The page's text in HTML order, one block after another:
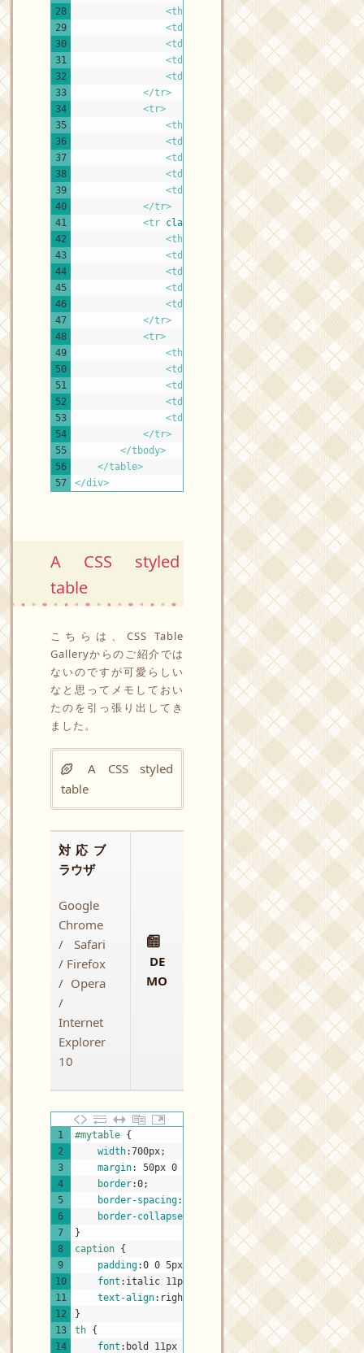
28
29
30
31
32
33
34
35
36
37
38
39
40
41
42
43
44
45
46
47
48
49
50
51
52
53
54
55
56
57
<th
"row" id= "r4"> <a href
"#"
<td>
="" >Link </a></td>
<td>
</td>
<td>
Description.
</td>
<td>
="#"> Link</a></td>
</tr>
<tr>
<th
"row" ="r3" <a href
"#"
<td>
= ""> Link </a>
</td>
<td>
</td>
<td>
Description.
</td>
<td>
"#" Link </a></td>
</tr>
<tr class
<th
"row" id="r2" ><a href="#"
<td>
"" >Link </a>
</td>
<td>
</td>
<td>
Description.
</td>
<td>
"#"> Link</a>
</td>
</tr>
<tr>
<th
"row" id="r1" <a href="#"
<td>
""> Link </a>
</td>
<td>
</td>
<td>
Description.
</td>
<td>
href= "#" Link</a></td>
</tr>
</tbody>
</table>
</div>
A CSS styled
table
こちらは、CSS Table
Galleryからのご紹介では
ないのですが可愛らしい
なと思ってメモしておい
たのを引っ張り出してき
ました。
A CSS styled
table
対応ブ
ラウザ
Google
Chrome
/ Safari
/ Firefox
/ Opera
/
Internet
Explorer
10
DE
MO
CSS
1
2
3
4
5
6
7
8
9
10
11
12
13
14
#mytable {
width:700px;
margin: 50px 0 padding :0
border:0;
border-spacing:
border-collapse: collapse
}
caption {
padding:0 0 5px
font : italic 11px "Trebuchet MS" , Verdana,
text-align: right
}
th {
font : bold 11px "Trebuchet MS" Verdana,
Arial,